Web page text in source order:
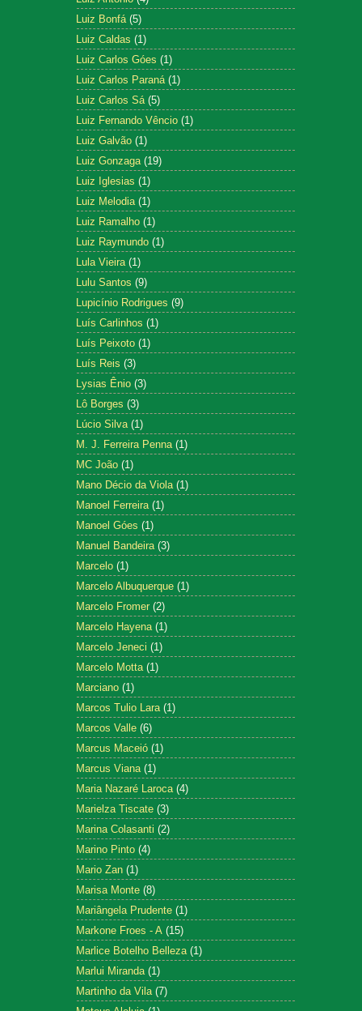
Luiz Bonfá (5)
Luiz Caldas (1)
Luiz Carlos Góes (1)
Luiz Carlos Paraná (1)
Luiz Carlos Sá (5)
Luiz Fernando Vêncio (1)
Luiz Galvão (1)
Luiz Gonzaga (19)
Luiz Iglesias (1)
Luiz Melodia (1)
Luiz Ramalho (1)
Luiz Raymundo (1)
Lula Vieira (1)
Lulu Santos (9)
Lupicínio Rodrigues (9)
Luís Carlinhos (1)
Luís Peixoto (1)
Luís Reis (3)
Lysias Ênio (3)
Lô Borges (3)
Lúcio Silva (1)
M. J. Ferreira Penna (1)
MC João (1)
Mano Décio da Viola (1)
Manoel Ferreira (1)
Manoel Góes (1)
Manuel Bandeira (3)
Marcelo (1)
Marcelo Albuquerque (1)
Marcelo Fromer (2)
Marcelo Hayena (1)
Marcelo Jeneci (1)
Marcelo Motta (1)
Marciano (1)
Marcos Tulio Lara (1)
Marcos Valle (6)
Marcus Maceió (1)
Marcus Viana (1)
Maria Nazaré Laroca (4)
Marielza Tiscate (3)
Marina Colasanti (2)
Marino Pinto (4)
Mario Zan (1)
Marisa Monte (8)
Mariângela Prudente (1)
Markone Froes - A (15)
Marlice Botelho Belleza (1)
Marlui Miranda (1)
Martinho da Vila (7)